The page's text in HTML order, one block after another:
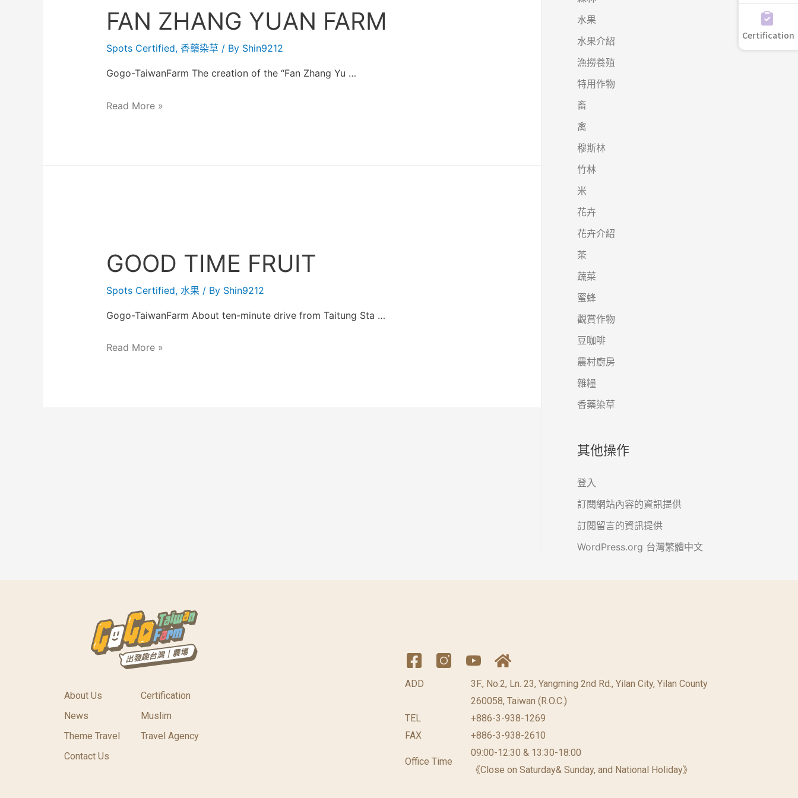
FAN ZHANG YUAN FARM
Spots Certified, 香藥染草/ By Shin9212
Gogo-TaiwanFarm The creation of the “Fan Zhang Yu …
Read More »
GOOD TIME FRUIT
Spots Certified, 水果 / By Shin9212
Gogo-TaiwanFarm About ten-minute drive from Taitung Sta …
Read More »
水果
水果介紹
漁撈養殖
特用作物
畜
禽
穆斯林
竹林
米
花卉
花卉介紹
茶
蔬菜
蜜蜂
觀賞作物
豆咖啡
農村廚房
雜糧
香藥染草
其他操作
登入
訂閱網站內容的資訊提供
訂閱留言的資訊提供
WordPress.org 台灣繁體中文
About Us
News
Theme Travel
Contact Us
Certification
Muslim
Travel Agency
ADD
3F., No.2, Ln. 23, Yangming 2nd Rd., Yilan City, Yilan County
260058, Taiwan (R.O.C.)
TEL
+886-3-938-1269
FAX
+886-3-938-2610
Office Time
09:00-12:30 & 13:30-18:00
《Close on Saturday& Sunday, and National Holiday》
Certification